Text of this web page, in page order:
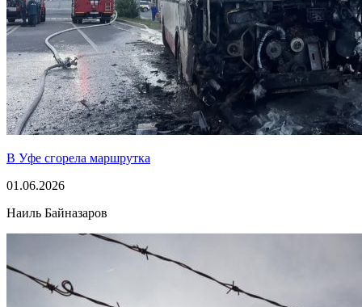
В Уфе сгорела маршрутка
01.06.2026
Наиль Байназаров